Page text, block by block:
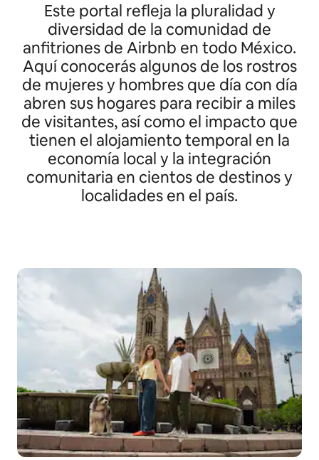
Este portal refleja la pluralidad y
diversidad de la comunidad de
anfitriones de Airbnb en todo México.
Aquí conocerás algunos de los rostros
de mujeres y hombres que día con día
abren sus hogares para recibir a miles
de visitantes, así como el impacto que
tienen el alojamiento temporal en la
economía local y la integración
comunitaria en cientos de destinos y
localidades en el país.